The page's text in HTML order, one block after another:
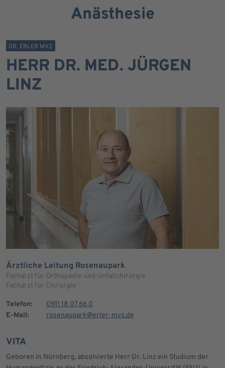
Anästhesie
DR. ERLER MVZ
HERR DR. MED. JÜRGEN
LINZ
Ärztliche Leitung Rosenaupark
Facharzt für Orthopädie und Unfallchirurgie
Facharzt für Chirurgie
Telefon:
0911 18 07 66 0
E-Mail:
rosenaupark@erler-mvz.de
VITA
Geboren in Nürnberg, absolvierte Herr Dr. Linz ein Studium der